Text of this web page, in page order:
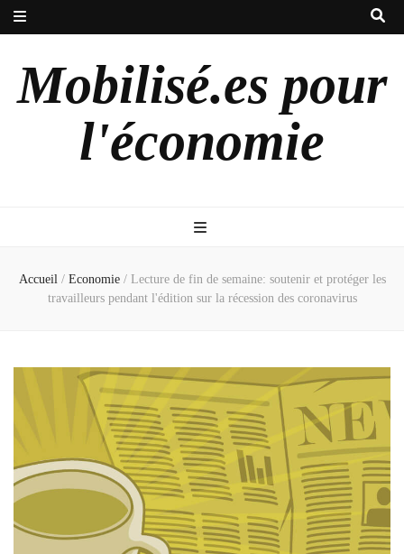
Mobilisé.es pour
l'économie
Accueil / Economie / Lecture de fin de semaine: soutenir et protéger les
travailleurs pendant l'édition sur la récession des coronavirus